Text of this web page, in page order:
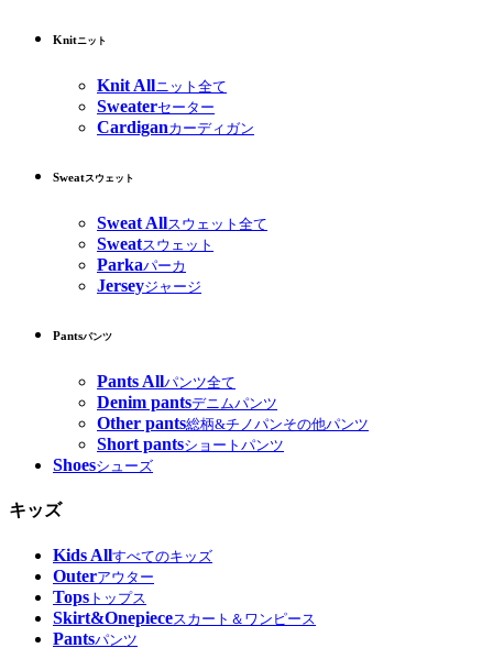
Knitニット
Knit Allニット全て
Sweaterセーター
Cardiganカーディガン
Sweatスウェット
Sweat Allスウェット全て
Sweatスウェット
Parkaパーカ
Jerseyジャージ
Pantsパンツ
Pants Allパンツ全て
Denim pantsデニムパンツ
Other pants総柄&チノパンその他パンツ
Short pantsショートパンツ
Shoesシューズ
キッズ
Kids Allすべてのキッズ
Outerアウター
Tops トップス
Skirt&Onepieceスカート＆ワンピース
Pantsパンツ